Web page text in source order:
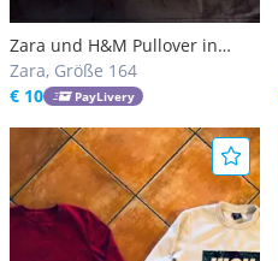
Zara und H&M Pullover in
Größe 164
Zara, Größe 164
€ 10
PayLivery